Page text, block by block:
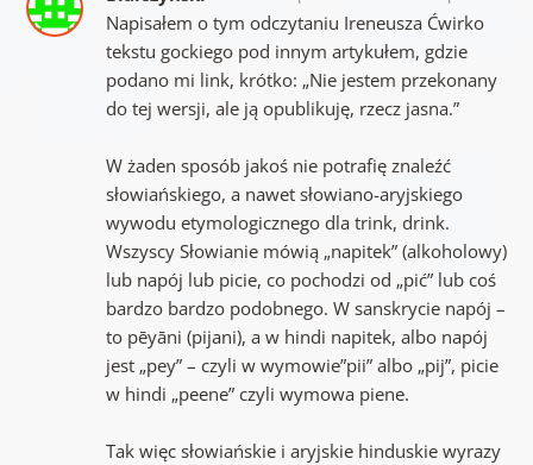
Napisałem o tym odczytaniu Ireneusza Ćwirko
tekstu gockiego pod innym artykułem, gdzie
podano mi link, krótko: „Nie jestem przekonany
do tej wersji, ale ją opublikuję, rzecz jasna.”
W żaden sposób jakoś nie potrafię znaleźć
słowiańskiego, a nawet słowiano-aryjskiego
wywodu etymologicznego dla trink, drink.
Wszyscy Słowianie mówią „napitek” (alkoholowy)
lub napój lub picie, co pochodzi od „pić” lub coś
bardzo bardzo podobnego. W sanskrycie napój –
to pēyāni (pijani), a w hindi napitek, albo napój
jest „pey” – czyli w wymowie”pii” albo „pij”, picie
w hindi „peene” czyli wymowa piene.
Tak więc słowiańskie i aryjskie hinduskie wyrazy